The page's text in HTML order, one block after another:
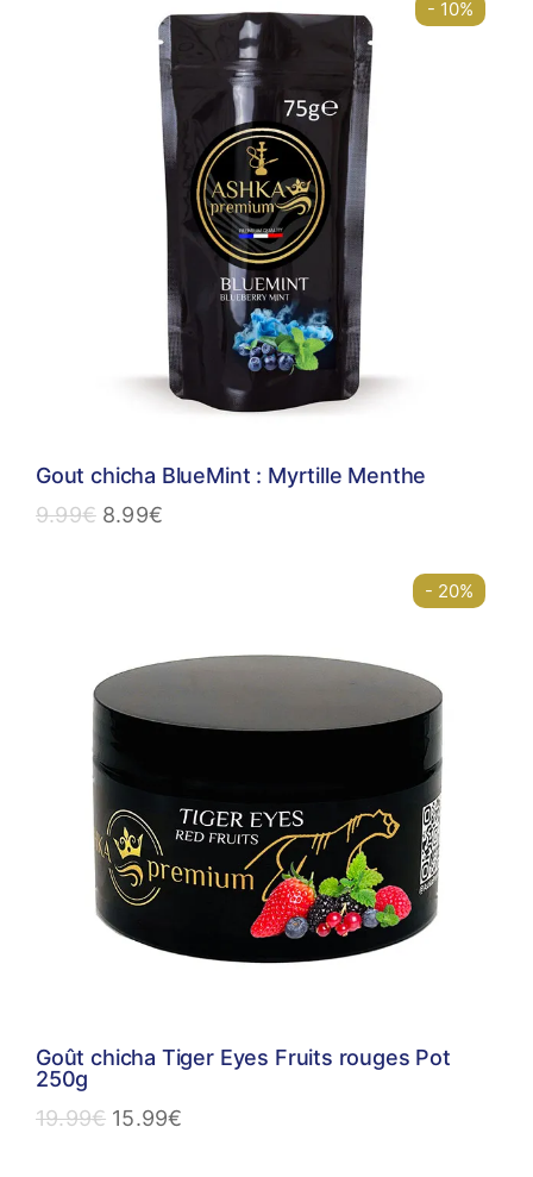
- 10%
Gout chicha BlueMint : Myrtille Menthe
9.99€ 8.99€
- 20%
Goût chicha Tiger Eyes Fruits rouges Pot
250g
19.99€ 15.99€